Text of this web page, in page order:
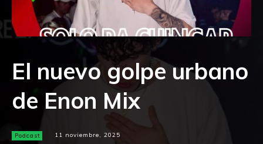
El nuevo golpe urbano
de Enon Mix
Podcast 11 noviembre, 2025